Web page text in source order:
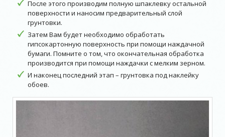
После этого производим полную шпаклевку остальной
поверхности и наносим предварительный слой
грунтовки.
Затем Вам будет необходимо обработать
гипсокартонную поверхность при помощи наждачной
бумаги. Помните о том, что окончательная обработка
производится при помощи наждачки с мелким зерном.
И наконец последний этап – грунтовка под наклейку
обоев.